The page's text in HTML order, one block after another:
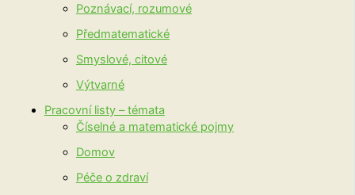
Poznávací, rozumové
Předmatematické
Smyslové, citové
Výtvarné
Pracovní listy – témata
Číselné a matematické pojmy
Domov
Péče o zdraví